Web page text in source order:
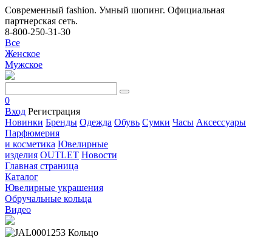
Современный fashion. Умный шопинг. Официальная
партнерская сеть.
8-800-250-31-30
Все
Женское
Мужское
0
Вход Регистрация
Новинки Бренды Одежда Обувь Сумки Часы Аксессуары
Парфюмерия
и косметика Ювелирные
изделия OUTLET Новости
Главная страница
Каталог
Ювелирные украшения
Обручальные кольца
Видео